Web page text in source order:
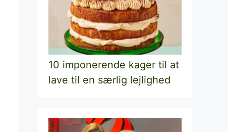
10 imponerende kager til at
lave til en særlig lejlighed